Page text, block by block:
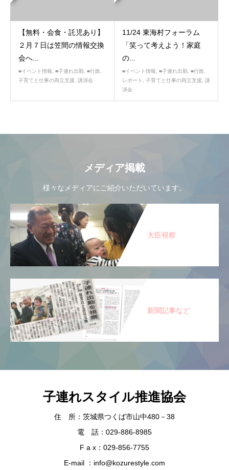
【無料・会食・託児あり】
２月７日は笠間の情報交換
会へ...
■イベント情報 ■子連れ出勤 ■行政
子育てと仕事の両立支援
講演会
11/24 東海村フォーラム
「笑って考えよう！家庭
の...
■イベント情報 ■子連れ出勤 ■行政
レポート
子育てと仕事の両立支援
講
演会
メディア掲載
様々なメディアにご紹介いただいています。
大臣視察
新聞記事など
子連れスタイル推進協会
住 所：茨城県つくば市山中480－38
電 話：029-886-8985
F a x：029-856-7755
E-mail ：info@kozurestyle.com